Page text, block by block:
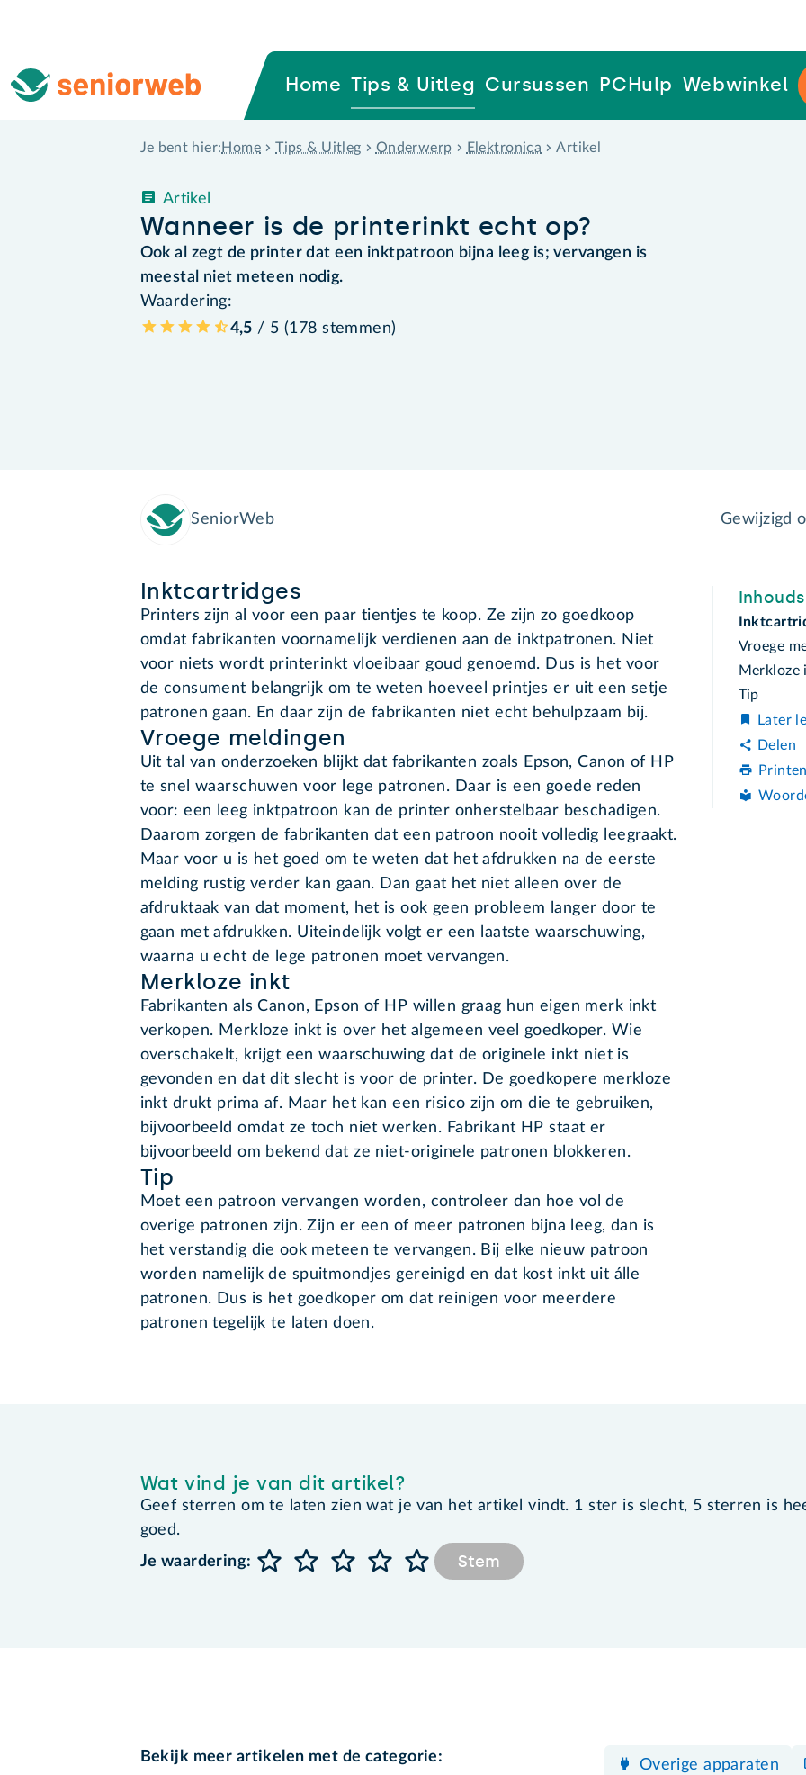
Home Tips & Uitleg Cursussen PCHulp Webwinkel
Je bent hier: Home Tips & Uitleg Onderwerp Elektronica Artikel
Wanneer is de printerinkt echt op?
Artikel
Ook al zegt de printer dat een inktpatroon bijna leeg is; vervangen is
meestal niet meteen nodig.
Waardering:
4,5 / 5 (178 stemmen)
SeniorWeb Gewijzigd
Inktcartridges
Printers zijn al voor een paar tientjes te koop. Ze zijn zo goedkoop
omdat fabrikanten voornamelijk verdienen aan de inktpatronen. Niet
voor niets wordt printerinkt vloeibaar goud genoemd. Dus is het voor
de consument belangrijk om te weten hoeveel printjes er uit een setje
patronen gaan. En daar zijn de fabrikanten niet echt behulpzaam bij.
Vroege meldingen
Uit tal van onderzoeken blijkt dat fabrikanten zoals Epson, Canon of HP
te snel waarschuwen voor lege patronen. Daar is een goede reden
voor: een leeg inktpatroon kan de printer onherstelbaar beschadigen.
Daarom zorgen de fabrikanten dat een patroon nooit volledig leegraakt.
Maar voor u is het goed om te weten dat het afdrukken na de eerste
melding rustig verder kan gaan. Dan gaat het niet alleen over de
afdruktaak van dat moment, het is ook geen probleem langer door te
gaan met afdrukken. Uiteindelijk volgt er een laatste waarschuwing,
waarna u echt de lege patronen moet vervangen.
Merkloze inkt
Fabrikanten als Canon, Epson of HP willen graag hun eigen merk inkt
verkopen. Merkloze inkt is over het algemeen veel goedkoper. Wie
overschakelt, krijgt een waarschuwing dat de originele inkt niet is
gevonden en dat dit slecht is voor de printer. De goedkopere merkloze
inkt drukt prima af. Maar het kan een risico zijn om die te gebruiken,
bijvoorbeeld omdat ze toch niet werken. Fabrikant HP staat er
bijvoorbeeld om bekend dat ze niet-originele patronen blokkeren.
Tip
Moet een patroon vervangen worden, controleer dan hoe vol de
overige patronen zijn. Zijn er een of meer patronen bijna leeg, dan is
het verstandig die ook meteen te vervangen. Bij elke nieuw patroon
worden namelijk de spuitmondjes gereinigd en dat kost inkt uit álle
patronen. Dus is het goedkoper om dat reinigen voor meerdere
patronen tegelijk te laten doen.
Vroege
Merkloze
Tip
Later
Delen
Wat vind je van dit artikel?
Geef sterren om te laten zien wat je van het artikel vindt. 1 ster is slecht, 5 sterren is
goed.
Je waardering:
Stem
Bekijk meer artikelen met de categorie:
Overige apparaten